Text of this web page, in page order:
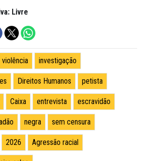
Livre
violência investigação
Direitos Humanos petista
Caixa entrevista escravidão
negra sem censura
2026 Agressão racial